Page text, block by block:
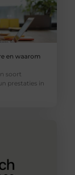
en waarom
soort
prestaties in